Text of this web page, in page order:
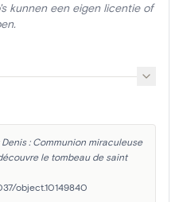
kunnen een eigen licentie of
: Communion miraculeuse
le tombeau de saint
object.10149840